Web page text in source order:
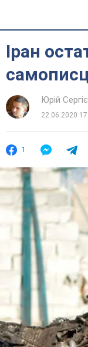
Іран
Юрій
22.06.2020
1